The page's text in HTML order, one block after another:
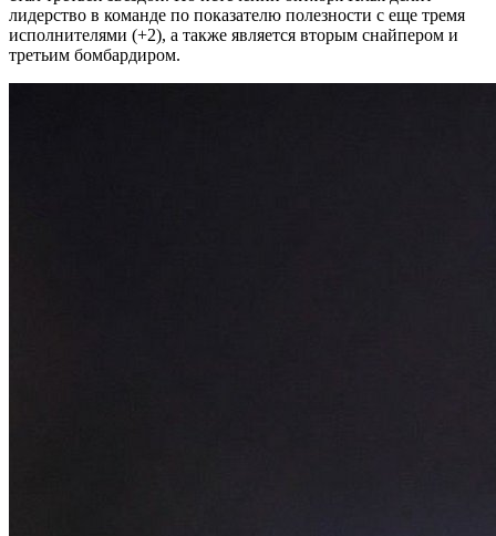
лидерство в команде по показателю полезности с еще тремя
исполнителями (+2), а также является вторым снайпером и
третьим бомбардиром.